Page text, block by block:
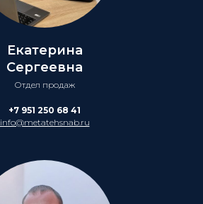
Екатерина
Сергеевна
Отдел продаж
+7 951 250 68 41
info@metatehsnab.ru